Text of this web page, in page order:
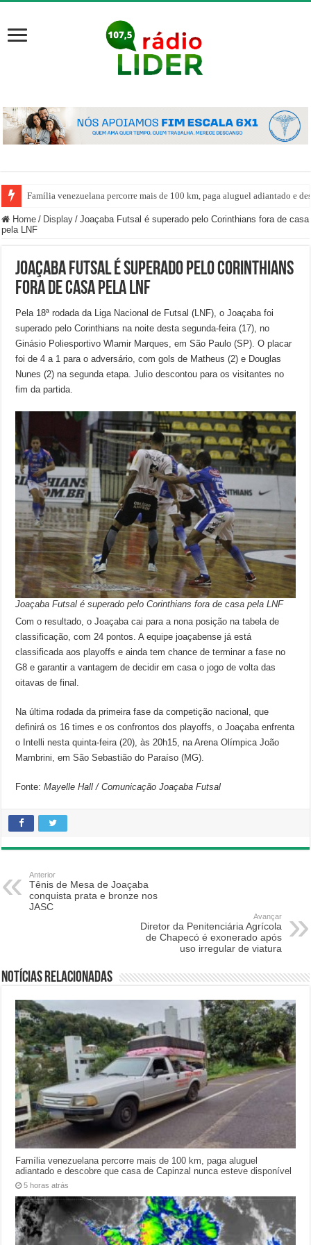
Família venezuelana percorre mais de 100 km, paga aluguel adiantado e
Home / Display / Joaçaba Futsal é superado pelo Corinthians fora de casa
pela LNF
Joaçaba Futsal é superado pelo Corinthians
fora de casa pela LNF
Pela 18ª rodada da Liga Nacional de Futsal (LNF), o Joaçaba foi
superado pelo Corinthians na noite desta segunda-feira (17), no
Ginásio Poliesportivo Wlamir Marques, em São Paulo (SP). O placar
foi de 4 a 1 para o adversário, com gols de Matheus (2) e Douglas
Nunes (2) na segunda etapa. Julio descontou para os visitantes no
fim da partida.
Joaçaba Futsal é superado pelo Corinthians fora de casa pela LNF
Com o resultado, o Joaçaba cai para a nona posição na tabela de
classificação, com 24 pontos. A equipe joaçabense já está
classificada aos playoffs e ainda tem chance de terminar a fase no
G8 e garantir a vantagem de decidir em casa o jogo de volta das
oitavas de final.
Na última rodada da primeira fase da competição nacional, que
definirá os 16 times e os confrontos dos playoffs, o Joaçaba enfrenta
o Intelli nesta quinta-feira (20), às 20h15, na Arena Olímpica João
Mambrini, em São Sebastião do Paraíso (MG).
Fonte:Mayelle Hall / Comunicação Joaçaba Futsal
Anterior
Tênis de Mesa de Joaçaba
conquista prata e bronze nos
JASC
Avançar
Diretor da Penitenciária Agrícola
de Chapecó é exonerado após
uso irregular de viatura
Notícias relacionadas
Família venezuelana percorre mais de 100 km, paga aluguel
adiantado e descobre que casa de Capinzal nunca esteve disponível
5 horas atrás